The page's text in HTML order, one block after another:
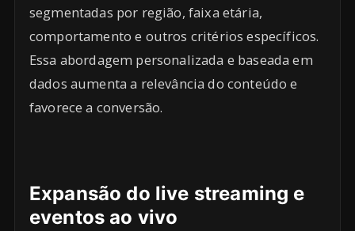
segmentadas por região, faixa etária,
comportamento e outros critérios específicos.
Essa abordagem personalizada e baseada em
dados aumenta a relevância do conteúdo e
favorece a conversão.
Expansão do live streaming e
eventos ao vivo